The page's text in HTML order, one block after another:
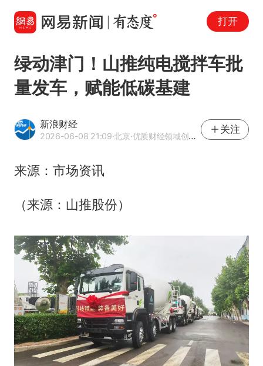
打开
绿动津门！山推纯电搅拌车批
量发车，赋能低碳基建
新浪财经
2026-06-08 21:09·北京·优质财经领域创作者
关注
来源：市场资讯
（来源：山推股份）